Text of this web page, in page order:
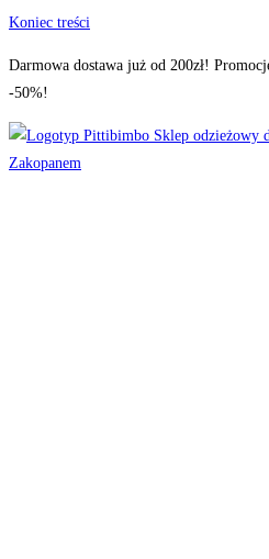
Koniec treści
Darmowa dostawa już od 200zł!
-50%!